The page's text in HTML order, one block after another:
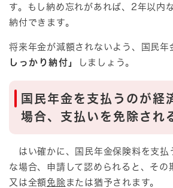
す。もし納め忘れがあれば、2年以内
納付できます。
将来年金が減額されないよう、国民年
しっかり納付」
しましょう。
国民年金を支払うのが経
場合、支払いを免除され
はい確かに、国民年金保険料を支払
な場合、申請して認められると、その
又は全額 免除 または猶予されます。